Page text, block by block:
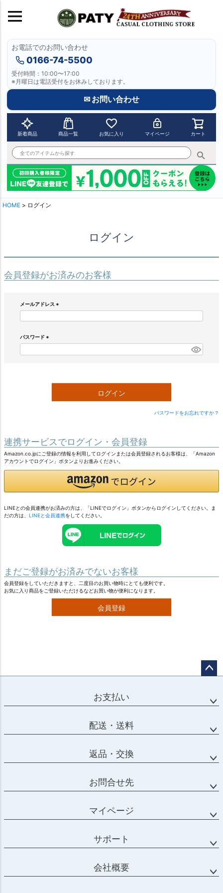
お電話でのお問い合わせ
0166-74-5500
受付時間：10:00〜17:00
※月曜日は電話受付をお休みしております。
✉ お問い合わせ
新着商品 商品一覧 お気に入り マイページ カート
HOME ログイン
ログイン
会員登録がお済みのお客様
メールアドレス
必
パスワード
必
ログイン
パスワードをお忘れですか？
連携サービスでログイン・会員登録
Amazon.co.jpにご登録の情報を利用してログインまたは会員登録されるお客様は、「Amazon
アカウントでログイン」ボタンよりお進みください。
LINEとの会員連携がお済みの方は、「LINEでログイン」ボタンからログインしてください。ま
だの方は、 LINEと会員連携をしてください。
まだご登録がお済みでないお客様
会員登録をしていただきますと、二度目のお買い物時にとても便利です。
お気に入り商品をご登録いただけるなどお買い物が便利になります。
会員登録
お支払い
配送・送料
返品・交換
お問合せ先
マイページ
サポート
会社概要